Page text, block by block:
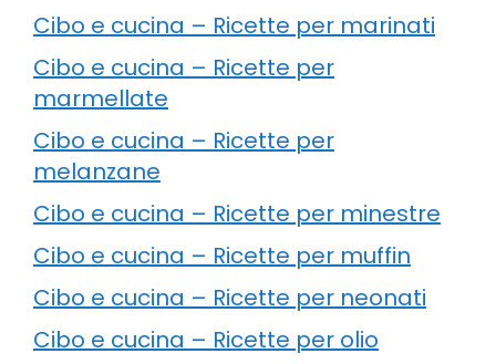
Cibo e cucina – Ricette per marinati
Cibo e cucina – Ricette per
marmellate
Cibo e cucina – Ricette per
melanzane
Cibo e cucina – Ricette per minestre
Cibo e cucina – Ricette per muffin
Cibo e cucina – Ricette per neonati
Cibo e cucina – Ricette per olio